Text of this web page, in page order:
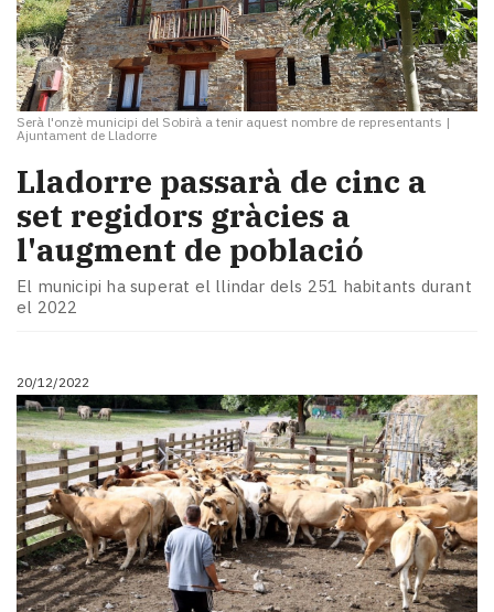
Serà l'onzè municipi del Sobirà a tenir aquest nombre de representants |
Ajuntament de Lladorre
Lladorre passarà de cinc a
set regidors gràcies a
l'augment de població
El municipi ha superat el llindar dels 251 habitants durant
el 2022
20/12/2022